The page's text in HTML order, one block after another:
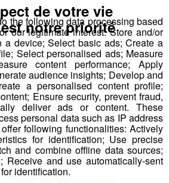
c'est unsaut à l'élastique
sur Facebook
the following data processing based
our legitimate interest: Store and/or
a device; Select basic ads; Create a
Select personalised ads; Measure
content performance; Apply
audience insights; Develop and
a personalised content profile;
Ensure security, prevent fraud,
deliver ads or content. These
personal data such as IP address
following functionalities: Actively
for identification; Use precise
and combine offline data sources;
Receive and use automatically-sent
identification.
de votre vie
notre priorité